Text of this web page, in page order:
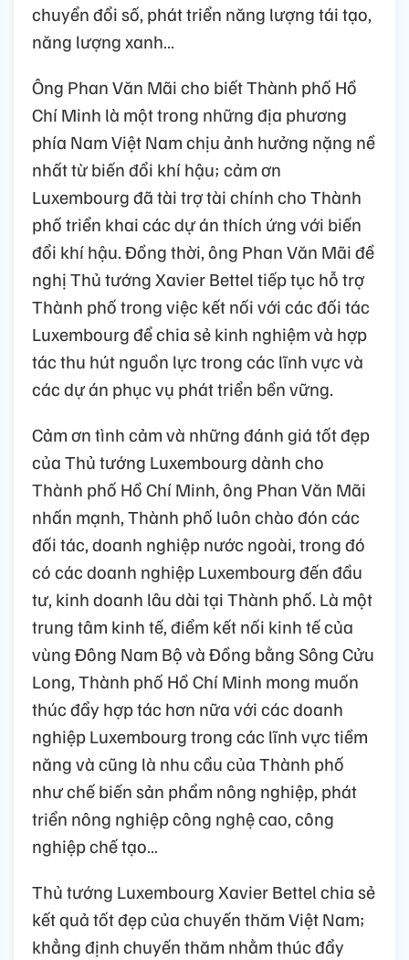
chuyển đổi số, phát triển năng lượng tái tạo,
năng lượng xanh…
Ông Phan Văn Mãi cho biết Thành phố Hồ
Chí Minh là một trong những địa phương
phía Nam Việt Nam chịu ảnh hưởng nặng nề
nhất từ biến đổi khí hậu; cảm ơn
Luxembourg đã tài trợ tài chính cho Thành
phố triển khai các dự án thích ứng với biến
đổi khí hậu. Đồng thời, ông Phan Văn Mãi đề
nghị Thủ tướng Xavier Bettel tiếp tục hỗ trợ
Thành phố trong việc kết nối với các đối tác
Luxembourg để chia sẻ kinh nghiệm và hợp
tác thu hút nguồn lực trong các lĩnh vực và
các dự án phục vụ phát triển bền vững.
Cảm ơn tình cảm và những đánh giá tốt đẹp
của Thủ tướng Luxembourg dành cho
Thành phố Hồ Chí Minh, ông Phan Văn Mãi
nhấn mạnh, Thành phố luôn chào đón các
đối tác, doanh nghiệp nước ngoài, trong đó
có các doanh nghiệp Luxembourg đến đầu
tư, kinh doanh lâu dài tại Thành phố. Là một
trung tâm kinh tế, điểm kết nối kinh tế của
vùng Đông Nam Bộ và Đồng bằng Sông Cửu
Long, Thành phố Hồ Chí Minh mong muốn
thúc đẩy hợp tác hơn nữa với các doanh
nghiệp Luxembourg trong các lĩnh vực tiềm
năng và cũng là nhu cầu của Thành phố
như chế biến sản phẩm nông nghiệp, phát
triển nông nghiệp công nghệ cao, công
nghiệp chế tạo…
Thủ tướng Luxembourg Xavier Bettel chia sẻ
kết quả tốt đẹp của chuyến thăm Việt Nam;
khẳng định chuyến thăm nhằm thúc đẩy